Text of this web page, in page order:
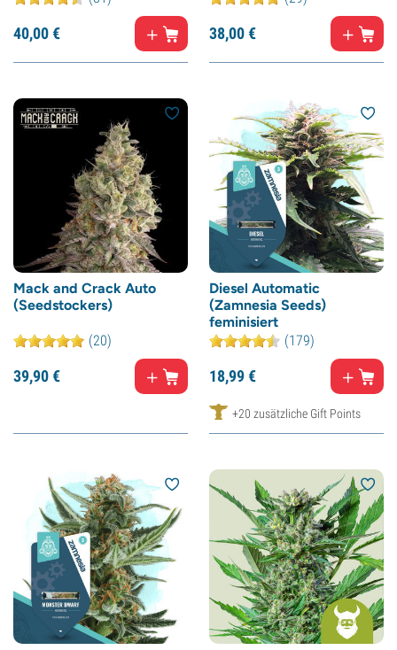
40,00€ 38,00€
Mack and Crack Auto
(Seedstockers)
(20)
39,90€
Diesel Automatic
(Zamnesia Seeds)
feminisiert
(179)
18,99€
+20 zusätzliche Gift Points